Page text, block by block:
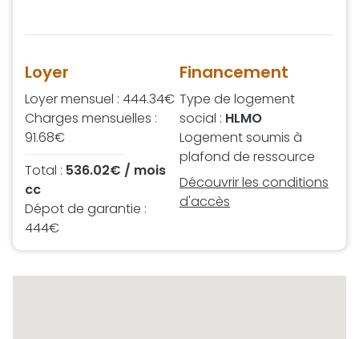
Loyer
Loyer mensuel : 444.34€
Charges mensuelles :
91.68€
Total : 536.02€ / mois
cc
Dépot de garantie :
444€
Financement
Type de logement
social : HLMO
Logement soumis à
plafond de ressource
Découvrir les conditions
d'accès